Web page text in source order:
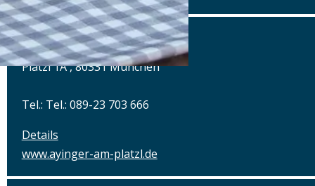
Ayinger am Platzl
Platzl 1A , 80331 München
Tel.: Tel.: 089-23 703 666
Details
www.ayinger-am-platzl.de